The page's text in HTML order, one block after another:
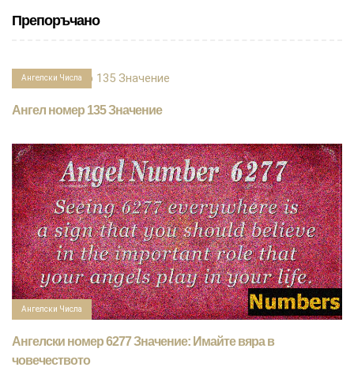
Препоръчано
Ангелски Числа
Ангел номер 135 Значение
Ангелски Числа
Ангелски номер 6277 Значение: Имайте вяра в
човечеството